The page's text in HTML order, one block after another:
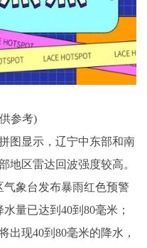
参考)
图显示，辽宁中东部和南
地区雷达回波强度较高。
气象台发布暴雨红色预警
量已达到40到80毫米；
出现40到80毫米的降水，